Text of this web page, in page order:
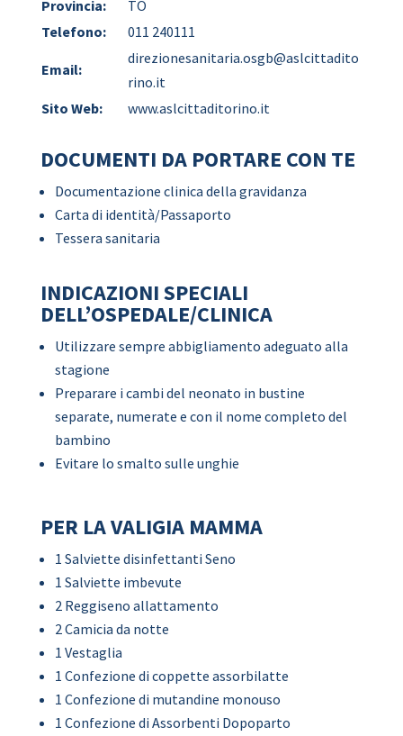
Provincia:
TO
Telefono:
011 240111
Email:
direzionesanitaria.osgb@aslcittadito
rino.it
Sito Web:
www.aslcittaditorino.it
DOCUMENTI DA PORTARE CON TE
Documentazione clinica della gravidanza
Carta di identità/Passaporto
Tessera sanitaria
INDICAZIONI SPECIALI
DELL’OSPEDALE/CLINICA
Utilizzare sempre abbigliamento adeguato alla
stagione
Preparare i cambi del neonato in bustine
separate, numerate e con il nome completo del
bambino
Evitare lo smalto sulle unghie
PER LA VALIGIA MAMMA
1 Salviette disinfettanti Seno
1 Salviette imbevute
2 Reggiseno allattamento
2 Camicia da notte
1 Vestaglia
1 Confezione di coppette assorbilatte
1 Confezione di mutandine monouso
1 Confezione di Assorbenti Dopoparto